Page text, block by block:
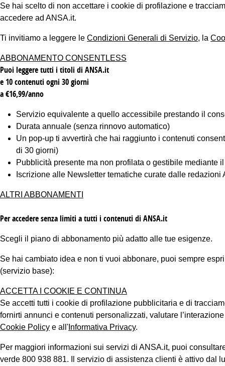
Se hai scelto di non accettare i cookie di profilazione e
accedere ad ANSA.it.
Ti invitiamo a leggere le Condizioni Generali di Servizio, la
ABBONAMENTO CONSENTLESS
Puoi leggere tutti i titoli di ANSA.it
e 10 contenuti ogni 30 giorni
a €16,99/anno
Servizio equivalente a quello accessibile prestando il
Durata annuale (senza rinnovo automatico)
Un pop-up ti avvertirà che hai raggiunto i contenuti
di 30 giorni)
Pubblicità presente ma non profilata o gestibile mediante
Iscrizione alle Newsletter tematiche curate dalle redazioni
ALTRI ABBONAMENTI
Per accedere senza limiti a tutti i contenuti di ANSA.it
Scegli il piano di abbonamento più adatto alle tue esigenze.
Se hai cambiato idea e non ti vuoi abbonare, puoi sempre
(servizio base):
ACCETTA I COOKIE E CONTINUA
Se accetti tutti i cookie di profilazione pubblicitaria e di
fornirti annunci e contenuti personalizzati, valutare
Cookie Policy e all' Informativa Privacy.
Per maggiori informazioni sui servizi di ANSA.it, puoi
verde 800 938 881. Il servizio di assistenza clienti è attivo dal